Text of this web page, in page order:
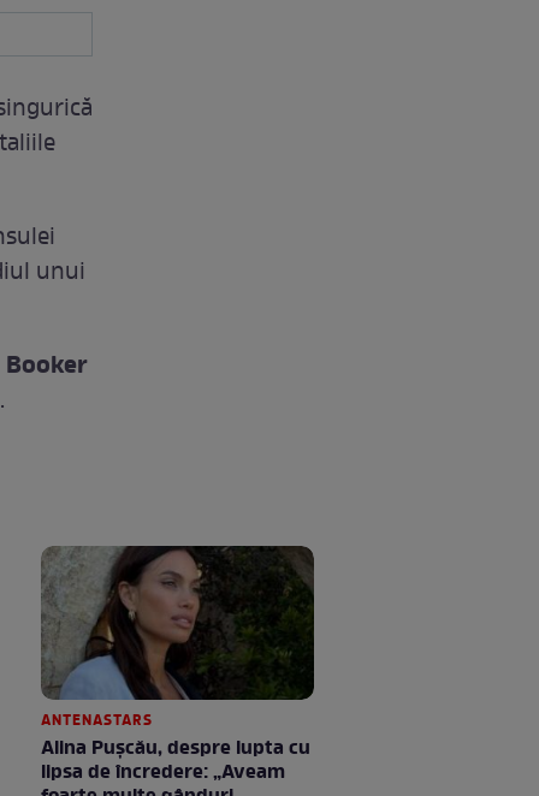
unui
ANTENASTARS
Alina Pușcău, despre lupta cu
lipsa de încredere: „Aveam